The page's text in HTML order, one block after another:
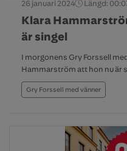
26 januari 2024 Längd:
Klara
är singel
I morgonens Gry Forssell
Hammarström att hon nu är
Gry Forssell med vänner